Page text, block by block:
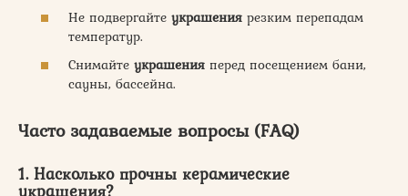
Не подвергайте украшения резким перепадам
температур.
Снимайте украшения перед посещением бани,
сауны, бассейна.
Часто задаваемые вопросы (FAQ)
1. Насколько прочны керамические
украшения?